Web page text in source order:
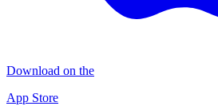
Download on the
App Store